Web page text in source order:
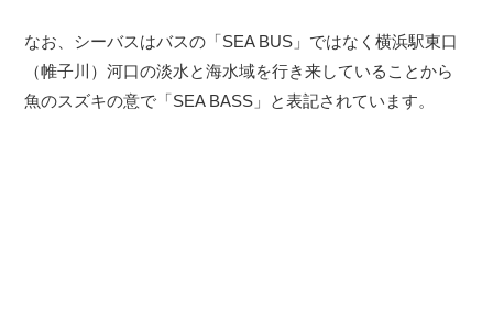
なお、シーバスはバスの「SEA BUS」ではなく横浜駅東口
（帷子川）河口の淡水と海水域を行き来していることから
魚のスズキの意で「SEA BASS」と表記されています。